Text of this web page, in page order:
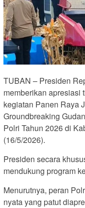
TUBAN – Presiden
memberikan apresiasi
kegiatan Panen Raya
Groundbreaking
Polri Tahun 2026 di
(16/5/2026).
Presiden secara
mendukung program
Menurutnya, peran
nyata yang patut